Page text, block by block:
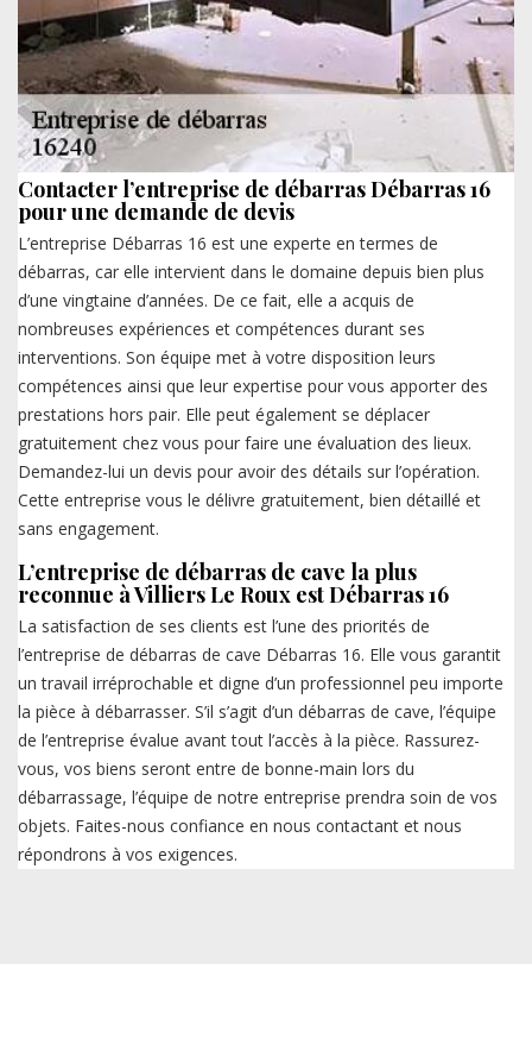
Contacter l’entreprise de débarras Débarras 16
pour une demande de devis
L’entreprise Débarras 16 est une experte en termes de
débarras, car elle intervient dans le domaine depuis bien plus
d’une vingtaine d’années. De ce fait, elle a acquis de
nombreuses expériences et compétences durant ses
interventions. Son équipe met à votre disposition leurs
compétences ainsi que leur expertise pour vous apporter des
prestations hors pair. Elle peut également se déplacer
gratuitement chez vous pour faire une évaluation des lieux.
Demandez-lui un devis pour avoir des détails sur l’opération.
Cette entreprise vous le délivre gratuitement, bien détaillé et
sans engagement.
L’entreprise de débarras de cave la plus
reconnue à Villiers Le Roux est Débarras 16
La satisfaction de ses clients est l’une des priorités de
l’entreprise de débarras de cave Débarras 16. Elle vous garantit
un travail irréprochable et digne d’un professionnel peu importe
la pièce à débarrasser. S’il s’agit d’un débarras de cave, l’équipe
de l’entreprise évalue avant tout l’accès à la pièce. Rassurez-
vous, vos biens seront entre de bonne-main lors du
débarrassage, l’équipe de notre entreprise prendra soin de vos
objets. Faites-nous confiance en nous contactant et nous
répondrons à vos exigences.